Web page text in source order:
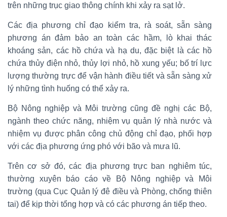
trên những trục giao thông chính khi xảy ra sạt lở.
Các địa phương chỉ đạo kiểm tra, rà soát, sẵn sàng
phương án đảm bảo an toàn các hầm, lò khai thác
khoáng sản, các hồ chứa và hạ du, đặc biệt là các hồ
chứa thủy điện nhỏ, thủy lợi nhỏ, hồ xung yếu; bố trí lực
lượng thường trực để vận hành điều tiết và sẵn sàng xử
lý những tình huống có thể xảy ra.
Bộ Nông nghiệp và Môi trường cũng đề nghị các Bộ,
ngành theo chức năng, nhiệm vụ quản lý nhà nước và
nhiệm vụ được phân công chủ động chỉ đạo, phối hợp
với các địa phương ứng phó với bão và mưa lũ.
Trên cơ sở đó, các địa phương trực ban nghiêm túc,
thường xuyên báo cáo về Bộ Nông nghiệp và Môi
trường (qua Cục Quản lý đê điều và Phòng, chống thiên
tai) để kịp thời tổng hợp và có các phương án tiếp theo.